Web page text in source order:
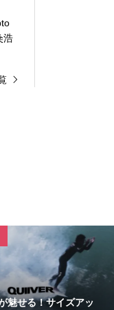
浩